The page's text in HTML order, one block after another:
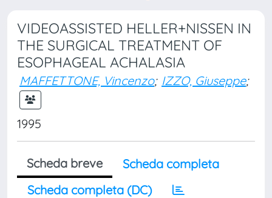
VIDEOASSISTED HELLER+NISSEN IN
THE SURGICAL TREATMENT OF
ESOPHAGEAL ACHALASIA
MAFFETTONE, Vincenzo; IZZO, Giuseppe;
1995
Scheda breve
Scheda completa
Scheda completa (DC)